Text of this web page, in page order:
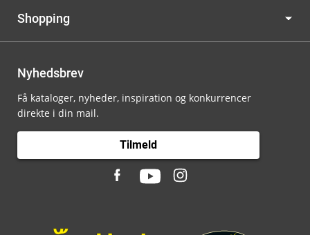
Shopping
Nyhedsbrev
Få kataloger, nyheder, inspiration og konkurrencer
direkte i din mail.
Tilmeld